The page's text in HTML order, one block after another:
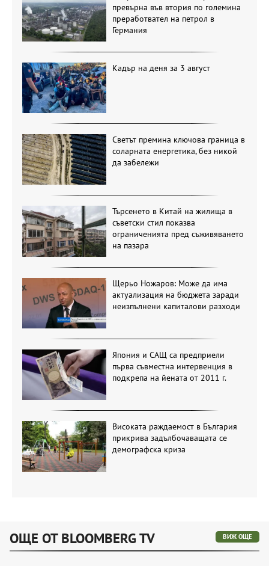
превърна във втория по големина
преработвател на петрол в
Германия
Кадър на деня за 3 август
Светът премина ключова граница в
соларната енергетика, без никой
да забележи
Търсенето в Китай на жилища в
съветски стил показва
ограниченията пред съживяването
на пазара
Щерьо Ножаров: Може да има
актуализация на бюджета заради
неизпълнени капиталови разходи
Япония и САЩ са предприели
първа съвместна интервенция в
подкрепа на йената от 2011 г.
Високата раждаемост в България
прикрива задълбочаващата се
демографска криза
ОЩЕ ОТ BLOOMBERG TV ВИЖ ОЩЕ